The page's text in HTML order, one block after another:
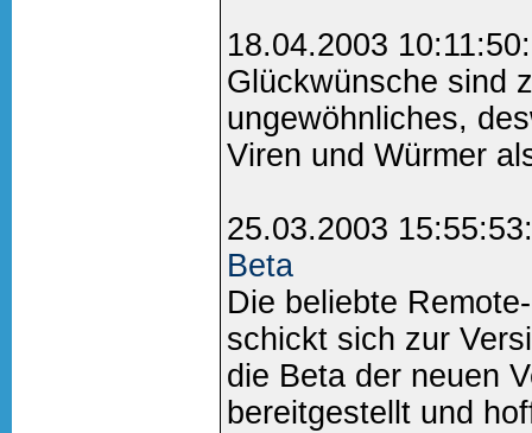
18.04.2003
Glückwünsche sind
ungewöhnliches,
Viren und Würmer
25.03.2003
Beta
Die beliebte
schickt sich zur
die Beta der neuen
bereitgestellt und